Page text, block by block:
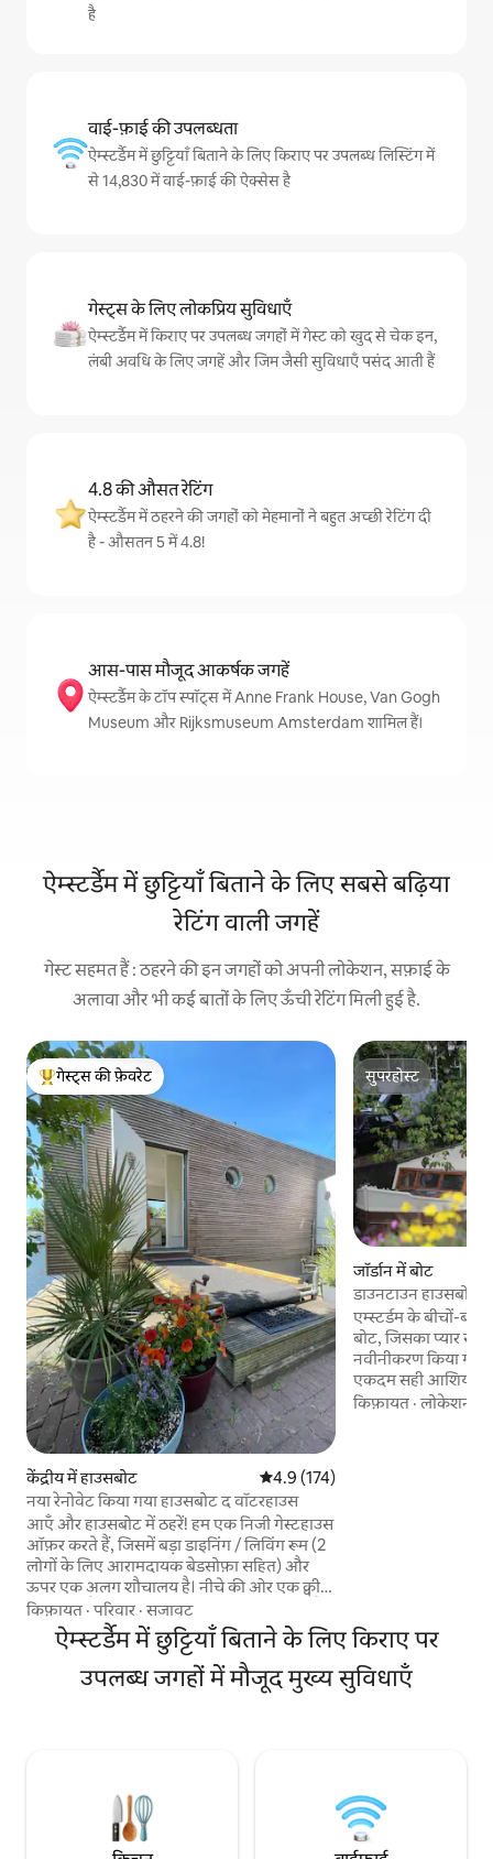
है
वाई-फ़ाई की उपलब्धता
ऐम्स्टर्डैम में छुट्टियाँ बिताने के लिए किराए पर उपलब्ध लिस्टिंग में
से 14,830 में वाई-फ़ाई की ऐक्सेस है
गेस्ट्स के लिए लोकप्रिय सुविधाएँ
ऐम्स्टर्डैम में किराए पर उपलब्ध जगहों में गेस्ट को खुद से चेक इन,
लंबी अवधि के लिए जगहें और जिम जैसी सुविधाएँ पसंद आती हैं
4.8 की औसत रेटिंग
ऐम्स्टर्डैम में ठहरने की जगहों को मेहमानों ने बहुत अच्छी रेटिंग दी
है - औसतन 5 में 4.8!
आस-पास मौजूद आकर्षक जगहें
ऐम्स्टर्डैम के टॉप स्पॉट्स में Anne Frank House, Van Gogh
Museum और Rijksmuseum Amsterdam शामिल हैं।
ऐम्स्टर्डैम में छुट्टियाँ बिताने के लिए सबसे बढ़िया
रेटिंग वाली जगहें
गेस्ट सहमत हैं : ठहरने की इन जगहों को अपनी लोकेशन, सफ़ाई के
अलावा और भी कई बातों के लिए ऊँची रेटिंग मिली हुई है.
गेस्ट्स का टॉप फ़ेवरेट
गेस्ट्स की फ़ेवरेट
केंद्रीय में हाउसबोट औसत रेटिंग 5 में से 4.9, 174 समीक्षाएँ
4.9 (174)
नया रेनोवेट किया गया हाउसबोट द वॉटरहाउस
आएँ और हाउसबोट में ठहरें! हम एक निजी गेस्टहाउस
ऑफ़र करते हैं, जिसमें बड़ा डाइनिंग / लिविंग रूम (2
लोगों के लिए आरामदायक बेडसोफ़ा सहित) और
ऊपर एक अलग शौचालय है। नीचे की ओर एक क्वीन
साइज़ बेड है, जिससे बाहर का नज़ारा दिखाई देता है
और शॉवर व बड़े बाथटब के साथ बाथरूम भी है।
सामने की ओर एक छत है, जहाँ कई सीटें और एक
स्विंग बेंच है। यह जगह शहर के बीचोंबीच एक
खूबसूरत हरे-भरे स्ट्रीट पर मौजूद है : यहाँ सेंट्रल
किफ़ायत ·परिवार ·सजावट
सुपरहोस्ट
सुपरहोस्ट
जॉर्डान में बोट
डाउनटाउन हाउसबोट
एम्स्टर्डम के बीचों-बीच
बोट, जिसका प्यार से
नवीनीकरण किया
एकदम सही
और सामने एक
किफ़ायत ·लोकेशन
ऐम्स्टर्डैम में छुट्टियाँ बिताने के लिए किराए पर
उपलब्ध जगहों में मौजूद मुख्य सुविधाएँ